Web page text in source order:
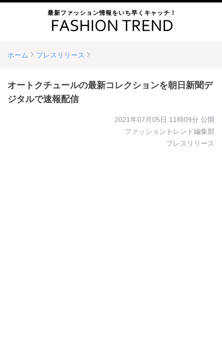
最新ファッション情報をいち早くキャッチ！
ホーム プレスリリース
オートクチュールの最新コレクションを朝日新聞デ
ジタルで速報配信
2021年07月05日 11時09分 公開
ファッショントレンド編集部
プレスリリース